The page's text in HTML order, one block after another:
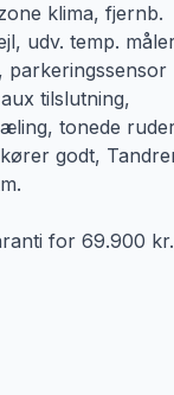
klima, fjernb.
udv. temp.
parkeringssensor
tilslutning,
tonede
godt,
for 69.900 kr.